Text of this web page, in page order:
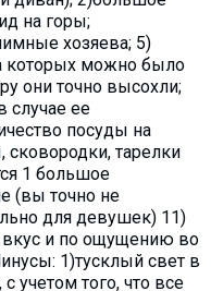
на горы;
хозяева; 5)
которых можно было
они точно высохли;
случае ее
посуды на
сковородки, тарелки
1 большое
(вы точно не
для девушек) 11)
вкус и по ощущению во
1)тусклый свет в
учетом того, что все